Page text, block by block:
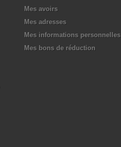
Mes avoirs
Mes adresses
Mes informations personnelles
Mes bons de réduction